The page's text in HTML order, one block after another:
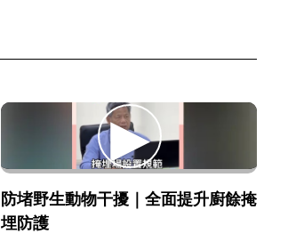
防堵野生動物干擾｜全面提升廚餘掩
埋防護